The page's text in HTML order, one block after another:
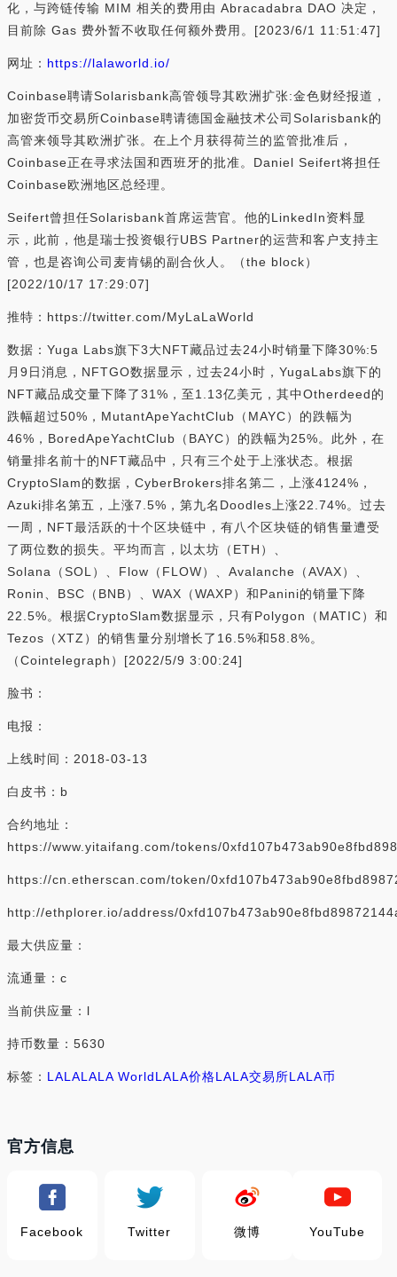
化，与跨链传输 MIM 相关的费用由 Abracadabra DAO 决定，
目前除 Gas 费外暂不收取任何额外费用。[2023/6/1 11:51:47]
网址： https://lalaworld.io/
Coinbase聘请Solarisbank高管领导其欧洲扩张:金色财经报道，
加密货币交易所Coinbase聘请德国金融技术公司Solarisbank的
高管来领导其欧洲扩张。在上个月获得荷兰的监管批准后，
Coinbase正在寻求法国和西班牙的批准。Daniel Seifert将担任
Coinbase欧洲地区总经理。
Seifert曾担任Solarisbank首席运营官。他的LinkedIn资料显
示，此前，他是瑞士投资银行UBS Partner的运营和客户支持主
管，也是咨询公司麦肯锡的副合伙人。（the block）
[2022/10/17 17:29:07]
推特：https://twitter.com/MyLaLaWorld
数据：Yuga Labs旗下3大NFT藏品过去24小时销量下降30%:5
月9日消息，NFTGO数据显示，过去24小时，YugaLabs旗下的
NFT藏品成交量下降了31%，至1.13亿美元，其中Otherdeed的
跌幅超过50%，MutantApeYachtClub（MAYC）的跌幅为
46%，BoredApeYachtClub（BAYC）的跌幅为25%。此外，在
销量排名前十的NFT藏品中，只有三个处于上涨状态。根据
CryptoSlam的数据，CyberBrokers排名第二，上涨4124%，
Azuki排名第五，上涨7.5%，第九名Doodles上涨22.74%。过去
一周，NFT最活跃的十个区块链中，有八个区块链的销售量遭受
了两位数的损失。平均而言，以太坊（ETH）、
Solana（SOL）、Flow（FLOW）、Avalanche（AVAX）、
Ronin、BSC（BNB）、WAX（WAXP）和Panini的销量下降
22.5%。根据CryptoSlam数据显示，只有Polygon（MATIC）和
Tezos（XTZ）的销售量分别增长了16.5%和58.8%。
（Cointelegraph）[2022/5/9 3:00:24]
脸书：
电报：
上线时间：2018-03-13
白皮书：b
合约地址：
https://www.yitaifang.com/tokens/
https://cn.etherscan.com/token/
http://ethplorer.io/address/
最大供应量：
流通量：c
当前供应量：l
持币数量：5630
标签： LALALALA WorldLALA价格LALA交易所LALA币
官方信息
Facebook Twitter 微博 YouTube